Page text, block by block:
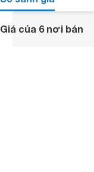
Giá của 6 nơi bán